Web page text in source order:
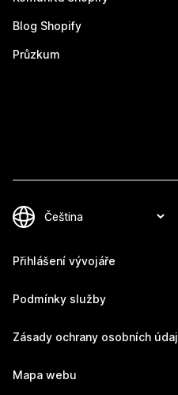
Blog Shopify
Průzkum
Přihlášení vývojáře
Podmínky služby
Zásady ochrany osobních
Mapa webu